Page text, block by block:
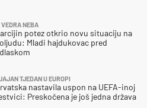
VEDRA NEBA
potez otkrio novu situaciju na
Mladi hajdukovac pred
TJEDAN U EUROPI
nastavila uspon na UEFA-inoj
Preskočena je još jedna država